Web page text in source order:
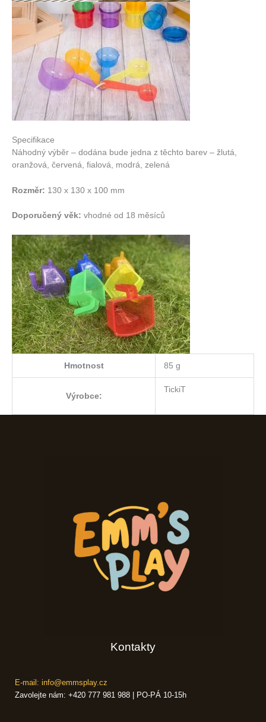
Specifikace
Náhodný výběr – dodána bude jedna z těchto barev – žlutá,
oranžová, červená, fialová, modrá, zelená
Rozměr: 130 x 130 x 100 mm
Doporučený věk: vhodné od 18 měsíců
Hmotnost 85 g
Výrobce:
TickiT
Kontakty
E-mail: info@emmsplay.cz
Zavolejte nám: +420 777 981 988 | PO-PÁ 10-15h